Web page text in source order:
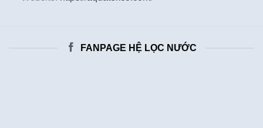
FANPAGE HỆ LỌC NƯỚC